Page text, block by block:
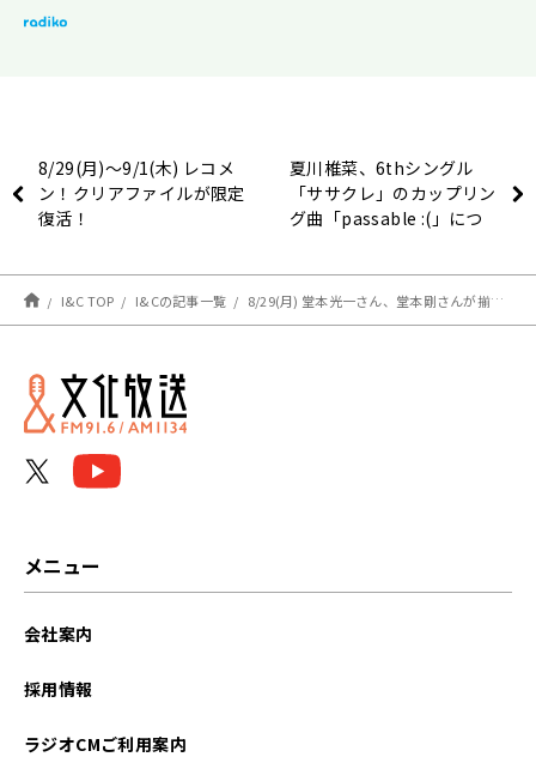
8/29(月)～9/1(木) レコメ
ン！クリアファイルが限定
復活！
夏川椎菜、6thシングル
「ササクレ」のカップリン
グ曲「passable :(」につ
夏川作詞になったのは初め
て」
I&C TOP I&Cの記事一覧 8/29(月) 堂本光一さん、堂本剛さんが揃って登場！
メニュー
会社案内
採用情報
ラジオCMご利用案内